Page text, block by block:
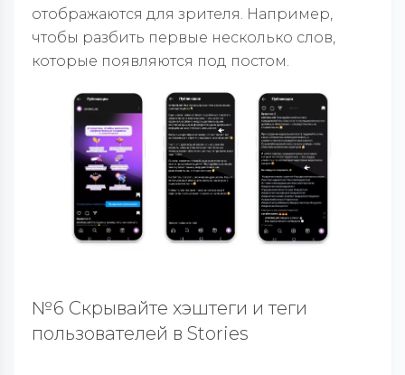
отображаются для зрителя. Например,
чтобы разбить первые несколько слов,
которые появляются под постом.
№6 Скрывайте хэштеги и теги
пользователей в Stories